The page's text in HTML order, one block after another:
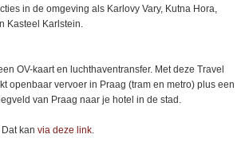
in de omgeving als Karlovy Vary, Kutna Hora,
Kasteel Karlstein.
OV-kaart en luchthaventransfer. Met deze Travel
openbaar vervoer in Praag (tram en metro) plus een
van Praag naar je hotel in de stad.
kan via deze link.